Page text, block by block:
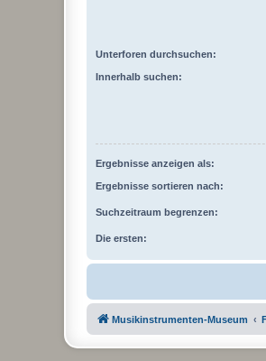
Unterforen durchsuchen:
Innerhalb suchen:
Ergebnisse anzeigen als:
Ergebnisse sortieren nach:
Suchzeitraum begrenzen:
Die ersten:
Musikinstrumenten-Museum